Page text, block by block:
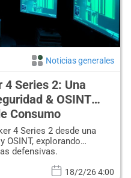
Noticias generales
4 Series 2: Una
& OSINT
Consumo
4 Series 2 desde una
OSINT, explorando
defensivas.
18/2/26 4:00